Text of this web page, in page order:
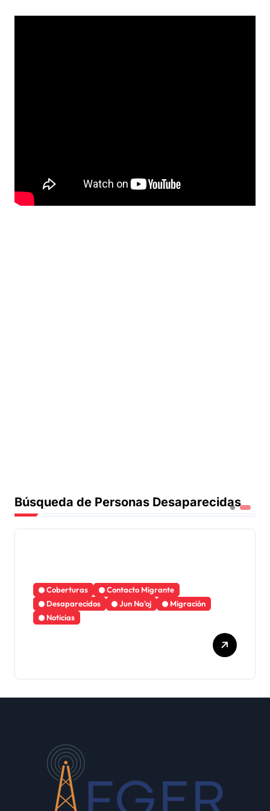
Búsqueda de Personas Desaparecidas
Búsqueda Personas Desaparecidas
Coberturas
Convenio 189 OIT
Desaparecidos
de Estado “Violencia
sexual”